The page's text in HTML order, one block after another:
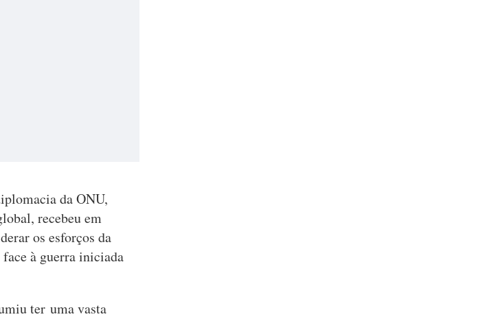
da ONU,
recebeu em
os esforços da
à guerra iniciada
ter uma vasta